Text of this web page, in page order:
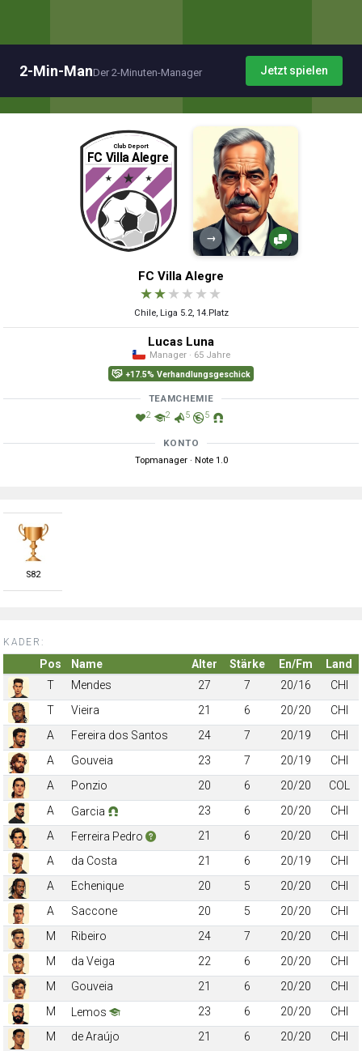
2-Min-ManDer 2-Minuten-Manager Jetzt spielen
→
FC Villa Alegre
★★★ ★ ★ ★
Chile, Liga 5.2, 14.Platz
Lucas Luna
Manager · 65 Jahre
+17.5% Verhandlungsgeschick
TEAMCHEMIE
2 2 5 5
KONTO
Topmanager · Note 1.0
S82
KADER:
Pos Name Alter Stärke En/Fm
Land
T
Mendes 27 7 20/16
CHI
T
Vieira 21 6 20/20
CHI
A
Fereira dos Santos 24 7 20/19
CHI
A
Gouveia 23 7 20/19
CHI
A
Ponzio 20 6 20/20
COL
A
Garcia 23 6 20/20
CHI
A
Ferreira Pedro 21 6 20/20
CHI
A
da Costa 21 6 20/19
CHI
A
Echenique 20 5 20/20
CHI
A
Saccone 20 5 20/20
CHI
M
Ribeiro 24 7 20/20
CHI
M
da Veiga 22 6 20/20
CHI
M
Gouveia 21 6 20/20
CHI
M
Lemos 23 6 20/20
CHI
M
de Araújo 21 6 20/20
CHI